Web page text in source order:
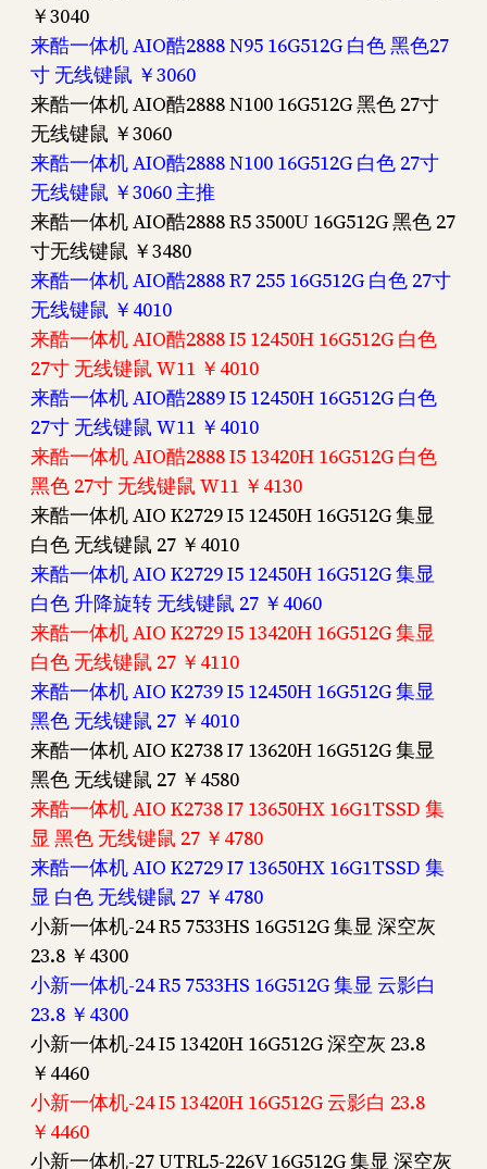
￥3040
来酷一体机 AIO酷2888 N95 16G512G 白色 黑色27
寸 无线键鼠 ￥3060
来酷一体机 AIO酷2888 N100 16G512G 黑色 27寸
无线键鼠 ￥3060
来酷一体机 AIO酷2888 N100 16G512G 白色 27寸
无线键鼠 ￥3060 主推
来酷一体机 AIO酷2888 R5 3500U 16G512G 黑色 27
寸无线键鼠 ￥3480
来酷一体机 AIO酷2888 R7 255 16G512G 白色 27寸
无线键鼠 ￥4010
来酷一体机 AIO酷2888 I5 12450H 16G512G 白色
27寸 无线键鼠 W11 ￥4010
来酷一体机 AIO酷2889 I5 12450H 16G512G 白色
27寸 无线键鼠 W11 ￥4010
来酷一体机 AIO酷2888 I5 13420H 16G512G 白色
黑色 27寸 无线键鼠 W11 ￥4130
来酷一体机 AIO K2729 I5 12450H 16G512G 集显
白色 无线键鼠 27 ￥4010
来酷一体机 AIO K2729 I5 12450H 16G512G 集显
白色 升降旋转 无线键鼠 27 ￥4060
来酷一体机 AIO K2729 I5 13420H 16G512G 集显
白色 无线键鼠 27 ￥4110
来酷一体机 AIO K2739 I5 12450H 16G512G 集显
黑色 无线键鼠 27 ￥4010
来酷一体机 AIO K2738 I7 13620H 16G512G 集显
黑色 无线键鼠 27 ￥4580
来酷一体机 AIO K2738 I7 13650HX 16G1TSSD 集
显 黑色 无线键鼠 27 ￥4780
来酷一体机 AIO K2729 I7 13650HX 16G1TSSD 集
显 白色 无线键鼠 27 ￥4780
小新一体机-24 R5 7533HS 16G512G 集显 深空灰
23.8 ￥4300
小新一体机-24 R5 7533HS 16G512G 集显 云影白
23.8 ￥4300
小新一体机-24 I5 13420H 16G512G 深空灰 23.8
￥4460
小新一体机-24 I5 13420H 16G512G 云影白 23.8
￥4460
小新一体机-27 UTRL5-226V 16G512G 集显 深空灰